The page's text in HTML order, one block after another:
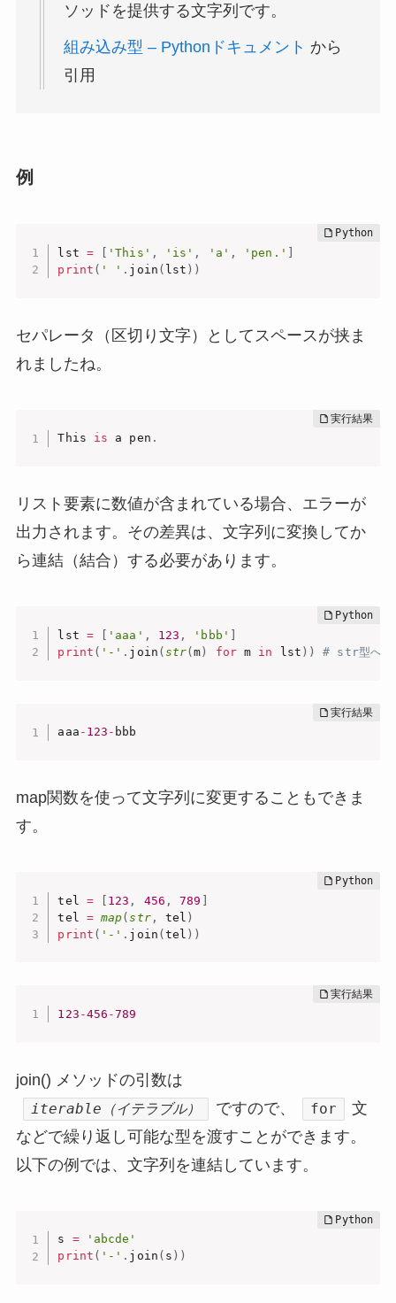
ソッドを提供する文字列です。
組み込み型 – Pythonドキュメント から
引用
例
lst = 'This' , 'is' , 'a' , 'pen.'
print ( ' ' . join ( lst ) )
セパレータ（区切り文字）としてスペースが挟ま
れましたね。
This is a pen .
リスト要素に数値が含まれている場合、エラーが
出力されます。その差異は、文字列に変換してか
ら連結（結合）する必要があります。
lst = 'aaa' , 123 , 'bbb'
print ( '-' . join ( str(m ) for m in lst ) ) # str型へ変
aaa - 123 - bbb
map関数を使って文字列に変更することもできま
す。
tel = [ 123 , 456 , 789 ]
tel = map(str, tel )
print ( '-' . join (tel ) )
123 -456 -789
join() メソッドの引数は
iterable（イテラブル） ですので、 for
文
などで繰り返し可能な型を渡すことができます。
以下の例では、文字列を連結しています。
s =
'abcde'
print ( '-' . join ( s ) )